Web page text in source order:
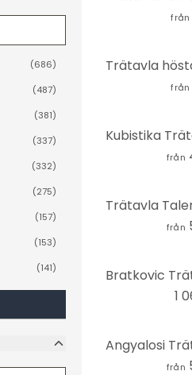
(686)
(487)
(381)
(337)
(332)
(275)
(157)
(153)
(141)
(70)
(70)
)
(61)
från
från
från
från
1
från